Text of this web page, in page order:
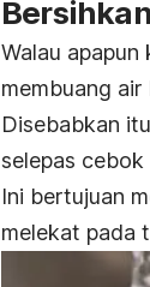
Walau
membuang air
Disebabkan
selepas
Ini bertujuan
melekat pada